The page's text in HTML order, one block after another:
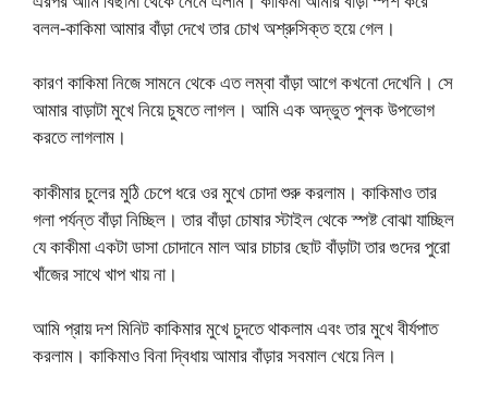
বলল-কাকিমা আমার বাঁড়া দেখে তার চোখ অশ্রুসিক্ত হয়ে গেল।
কারণ কাকিমা নিজে সামনে থেকে এত লম্বা বাঁড়া আগে কখনো দেখেনি। সে
আমার বাড়াটা মুখে নিয়ে চুষতে লাগল। আমি এক অদ্ভুত পুলক উপভোগ
করতে লাগলাম।
কাকীমার চুলের মুঠি চেপে ধরে ওর মুখে চোদা শুরু করলাম। কাকিমাও তার
গলা পর্যন্ত বাঁড়া নিচ্ছিল। তার বাঁড়া চোষার স্টাইল থেকে স্পষ্ট বোঝা যাচ্ছিল
যে কাকীমা একটা ডাসা চোদানে মাল আর চাচার ছোট বাঁড়াটা তার গুদের পুরো
খাঁজের সাথে খাপ খায় না।
আমি প্রায় দশ মিনিট কাকিমার মুখে চুদতে থাকলাম এবং তার মুখে বীর্যপাত
করলাম। কাকিমাও বিনা দ্বিধায় আমার বাঁড়ার সবমাল খেয়ে নিল।